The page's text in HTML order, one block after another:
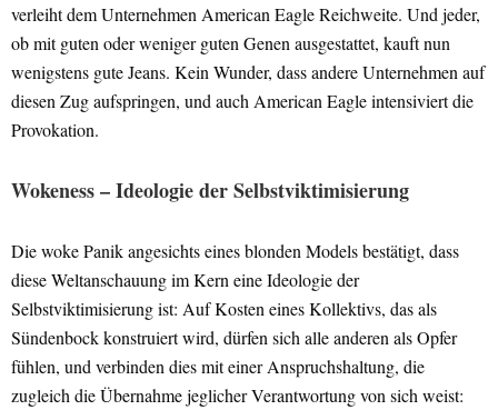
verleiht dem Unternehmen American Eagle Reichweite. Und jeder,
ob mit guten oder weniger guten Genen ausgestattet, kauft nun
wenigstens gute Jeans. Kein Wunder, dass andere Unternehmen auf
diesen Zug aufspringen, und auch American Eagle intensiviert die
Provokation.
Wokeness – Ideologie der Selbstviktimisierung
Die woke Panik angesichts eines blonden Models bestätigt, dass
diese Weltanschauung im Kern eine Ideologie der
Selbstviktimisierung ist: Auf Kosten eines Kollektivs, das als
Sündenbock konstruiert wird, dürfen sich alle anderen als Opfer
fühlen, und verbinden dies mit einer Anspruchshaltung, die
zugleich die Übernahme jeglicher Verantwortung von sich weist: